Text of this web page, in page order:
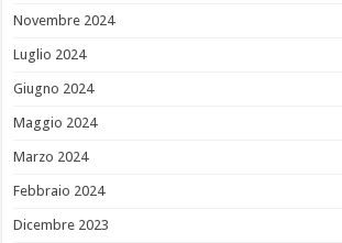
Novembre 2024
Luglio 2024
Giugno 2024
Maggio 2024
Marzo 2024
Febbraio 2024
Dicembre 2023